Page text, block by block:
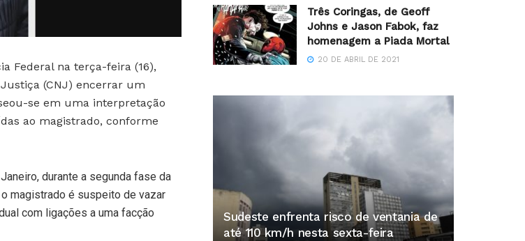
Federal na terça-feira (16),
(CNJ) encerrar um
se em uma interpretação
ao magistrado, conforme
durante a segunda fase da
magistrado é suspeito de vazar
com ligações a uma facção
Três Coringas, de Geoff
Johns e Jason Fabok, faz
homenagem a Piada Mortal
20 DE ABRIL DE 2021
Sudeste enfrenta risco de ventania de
até 110 km/h nesta sexta-feira